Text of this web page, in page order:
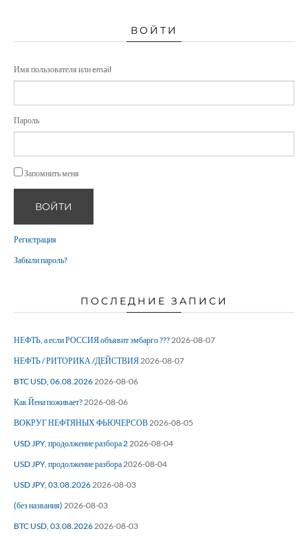
ВОЙТИ
Имя пользователя или email
Пароль
Запомнить меня
ВОЙТИ
Регистрация
Забыли пароль?
ПОСЛЕДНИЕ ЗАПИСИ
НЕФТЬ, а если РОССИЯ объявит эмбарго ???2026-08-07
НЕФТЬ / РИТОРИКА /ДЕЙСТВИЯ2026-08-07
BTC USD, 06.08.20262026-08-06
Как Йена поживает?2026-08-06
ВОКРУГ НЕФТЯНЫХ ФЬЮЧЕРСОВ2026-08-05
USD JPY, продолжение разбора 22026-08-04
USD JPY, продолжение разбора2026-08-04
USD JPY, 03.08.20262026-08-03
(без названия) 2026-08-03
BTC USD, 03.08.20262026-08-03